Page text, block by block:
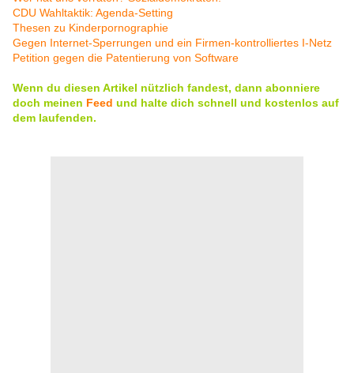
CDU Wahltaktik: Agenda-Setting
Thesen zu Kinderpornographie
Gegen Internet-Sperrungen und ein Firmen-kontrolliertes I-Netz
Petition gegen die Patentierung von Software
Wenn du diesen Artikel nützlich fandest, dann abonniere
doch meinen Feed und halte dich schnell und kostenlos auf
dem laufenden.